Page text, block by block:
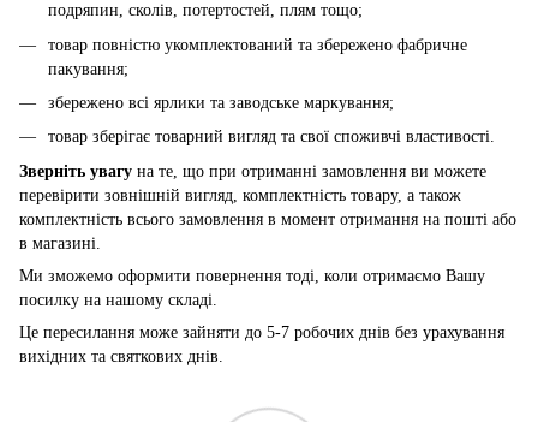
подряпин, сколів, потертостей, плям тощо;
товар повністю укомплектований та збережено фабричне
пакування;
збережено всі ярлики та заводське маркування;
товар зберігає товарний вигляд та свої споживчі властивості.
Зверніть увагу на те, що при отриманні замовлення ви можете
перевірити зовнішній вигляд, комплектність товару, а також
комплектність всього замовлення в момент отримання на пошті або
в магазині.
Ми зможемо оформити повернення тоді, коли отримаємо Вашу
посилку на нашому складі.
Це пересилання може зайняти до 5-7 робочих днів без урахування
вихідних та святкових днів.